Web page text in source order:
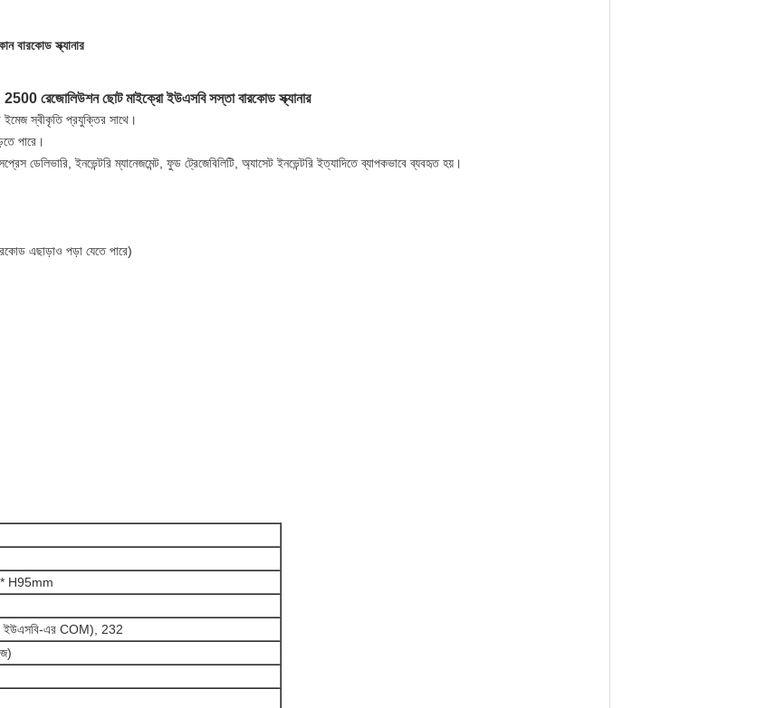
বারকোড স্ক্যানার
2500 রেজোলিউশন ছোট মাইক্রো ইউএসবি সস্তা বারকোড স্ক্যানার
ইমেজ স্বীকৃতি প্রযুক্তির সাথে।
পারে।
ডেলিভারি, ইনভেন্টরি ম্যানেজমেন্ট, ফুড ট্রেজেবিলিটি, অ্যাসেট ইনভেন্টরি ইত্যাদিতে ব্যাপকভাবে ব্যবহৃত হয়।
এছাড়াও পড়া যেতে পারে)
H95mm
ইউএসবি-এর COM), 232